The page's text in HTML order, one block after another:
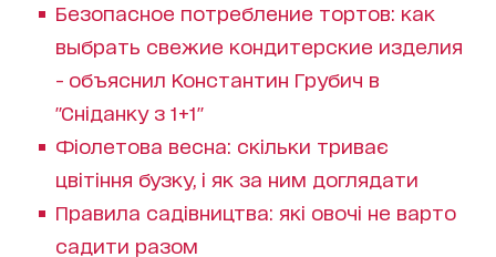
Безопасное потребление тортов: как
выбрать свежие кондитерские изделия
- объяснил Константин Грубич в
"Сніданку з 1+1"
Фіолетова весна: скільки триває
цвітіння бузку, і як за ним доглядати
Правила садівництва: які овочі не варто
садити разом